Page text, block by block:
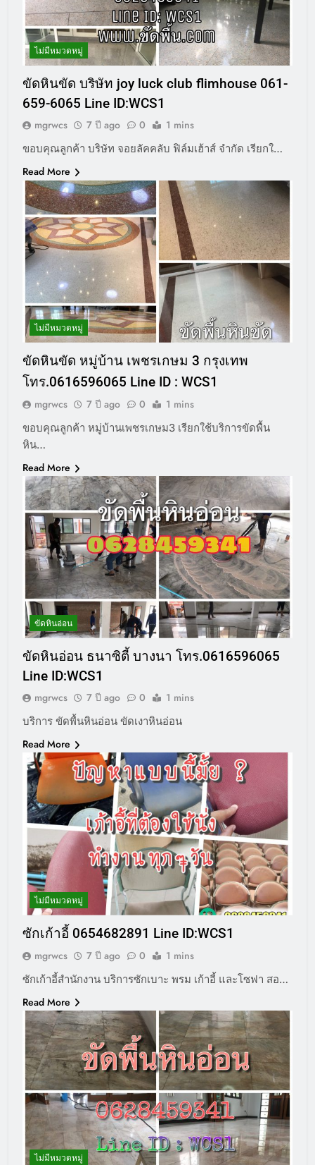
ไม่มีหมวดหมู่
ขัดหินขัด บริษัท joy luck club flimhouse 061-
659-6065 Line ID:WCS1
mgrwcs 7 ปี ago 0 1 mins
ขอบคุณลูกค้า บริษัท จอยลัคคลับ ฟิล์มเฮ้าส์ จำกัด เรียกใ…
Read More
ไม่มีหมวดหมู่
ขัดหินขัด หมู่บ้าน เพชรเกษม 3 กรุงเทพ
โทร.0616596065 Line ID : WCS1
mgrwcs 7 ปี ago 0 1 mins
ขอบคุณลูกค้า หมู่บ้านเพชรเกษม3 เรียกใช้บริการขัดพื้น
หิน…
Read More
ขัดหินอ่อน
ขัดหินอ่อน ธนาซิตี้ บางนา โทร.0616596065
Line ID:WCS1
mgrwcs 7 ปี ago 0 1 mins
บริการ ขัดพื้นหินอ่อน ขัดเงาหินอ่อน
Read More
ไม่มีหมวดหมู่
ซักเก้าอี้ 0654682891 Line ID:WCS1
mgrwcs 7 ปี ago 0 1 mins
ซักเก้าอี้สำนักงาน บริการซักเบาะ พรม เก้าอี้ และโซฟา สอ…
Read More
ไม่มีหมวดหมู่